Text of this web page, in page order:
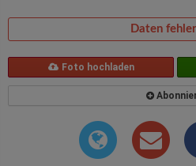
Daten
Foto hochladen